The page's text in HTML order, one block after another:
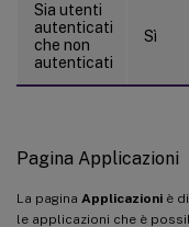
Sia utenti
autenticati
che non
autenticati
Sì
Pagina Applicazioni
La pagina Applicazioni è
le applicazioni che è